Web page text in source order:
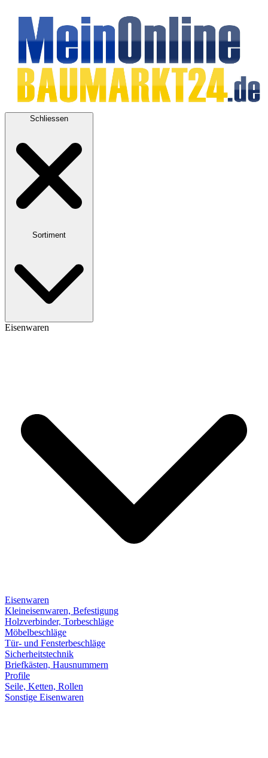
Schliessen
Sortiment
Eisenwaren
Eisenwaren
Kleineisenwaren, Befestigung
Holzverbinder, Torbeschläge
Möbelbeschläge
Tür- und Fensterbeschläge
Sicherheitstechnik
Briefkästen, Hausnummern
Profile
Seile, Ketten, Rollen
Sonstige Eisenwaren